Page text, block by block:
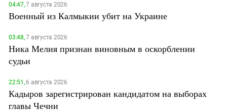
04:47,7 августа 2026
Военный из Калмыкии убит на Украине
03:48,7 августа 2026
Ника Мелия признан виновным в оскорблении
судьи
22:51,6 августа 2026
Кадыров зарегистрирован кандидатом на выборах
главы Чечни